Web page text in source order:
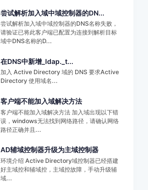
尝试解析加入域中域控制器的DN...
尝试解析加入域中域控制器的DNS名称失败，
请验证已将此客户端已配置为连接到解析目标
域中DNS名称的D...
在DNS中新增_ldap._t...
加入 Active Directory 域的 DNS 要求Active
Directory 使用域名...
客户端不能加入域解决方法
客户端不能加入域解决方法 加入域出现以下错
误，windows无法找到网络路径，请确认网络
路径正确并且...
AD辅域控制器升级为主域控制器
环境介绍 Active Directory域控制器已经搭建
好主域控和辅域控，主域控故障，手动升级辅
域...